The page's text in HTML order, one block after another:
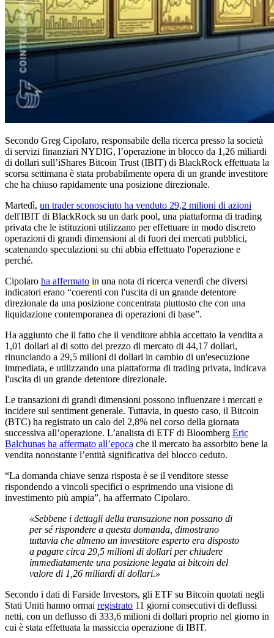
Secondo Greg Cipolaro, responsabile della ricerca presso la società
di servizi finanziari NYDIG, l’operazione in blocco da 1,26 miliardi
di dollari sull’iShares Bitcoin Trust (IBIT) di BlackRock effettuata la
scorsa settimana è stata probabilmente opera di un grande investitore
che ha chiuso rapidamente una posizione direzionale.
Martedì, un trader sconosciuto ha venduto 29,2 milioni di azioni
dell'IBIT di BlackRock su un dark pool, una piattaforma di trading
privata che le istituzioni utilizzano per effettuare in modo discreto
operazioni di grandi dimensioni al di fuori dei mercati pubblici,
scatenando speculazioni su chi abbia effettuato l'operazione e
perché.
Cipolaro ha affermato in una nota di ricerca venerdì che diversi
indicatori erano “coerenti con l'uscita di un grande detentore
direzionale da una posizione concentrata piuttosto che con una
liquidazione contemporanea di operazioni di base”.
Ha aggiunto che il fatto che il venditore abbia accettato la vendita a
1,01 dollari al di sotto del prezzo di mercato di 44,17 dollari,
rinunciando a 29,5 milioni di dollari in cambio di un'esecuzione
immediata, e utilizzando una piattaforma di trading privata, indicava
l'uscita di un grande detentore direzionale.
Le transazioni di grandi dimensioni possono influenzare i mercati e
incidere sul sentiment generale. Tuttavia, in questo caso, il Bitcoin
(BTC) ha registrato un calo del 2,8% nel corso della giornata
successiva all’operazione. L’analista di ETF di Bloomberg Eric
Balchunas ha affermato all’epoca che il mercato ha assorbito bene la
vendita nonostante l’entità significativa del blocco ceduto.
“La domanda chiave senza risposta è se il venditore stesse
rispondendo a vincoli specifici o esprimendo una visione di
investimento più ampia”, ha affermato Cipolaro.
«Sebbene i dettagli della transazione non possano di
per sé rispondere a questa domanda, dimostrano
tuttavia che almeno un investitore esperto era disposto
a pagare circa 29,5 milioni di dollari per chiudere
immediatamente una posizione legata ai bitcoin del
valore di 1,26 miliardi di dollari.»
Secondo i dati di Farside Investors, gli ETF su Bitcoin quotati negli
Stati Uniti hanno ormai registrato 11 giorni consecutivi di deflussi
netti, con un deflusso di 333,6 milioni di dollari proprio nel giorno in
cui è stata effettuata la massiccia operazione di IBIT.